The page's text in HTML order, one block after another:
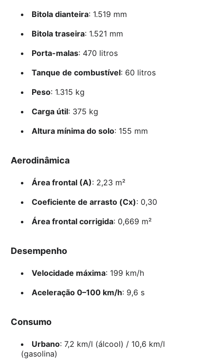
Bitola dianteira: 1.519 mm
Bitola traseira: 1.521 mm
Porta-malas: 470 litros
Tanque de combustível: 60 litros
Peso: 1.315 kg
Carga útil: 375 kg
Altura mínima do solo: 155 mm
Aerodinâmica
Área frontal (A): 2,23 m²
Coeficiente de arrasto (Cx): 0,30
Área frontal corrigida: 0,669 m²
Desempenho
Velocidade máxima: 199 km/h
Aceleração 0–100 km/h: 9,6 s
Consumo
Urbano: 7,2 km/l (álcool) / 10,6 km/l
(gasolina)